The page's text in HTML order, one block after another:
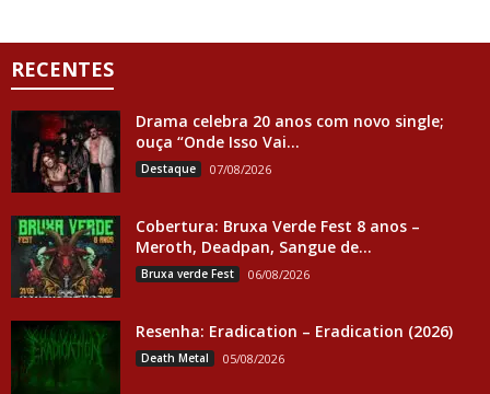
RECENTES
Drama celebra 20 anos com novo single;
ouça “Onde Isso Vai...
Destaque 07/08/2026
Cobertura: Bruxa Verde Fest 8 anos –
Meroth, Deadpan, Sangue de...
Bruxa verde Fest 06/08/2026
Resenha: Eradication – Eradication (2026)
Death Metal 05/08/2026